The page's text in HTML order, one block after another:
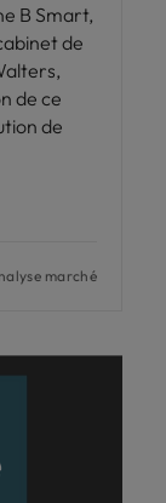
B Smart,
de
de ce
de
marché